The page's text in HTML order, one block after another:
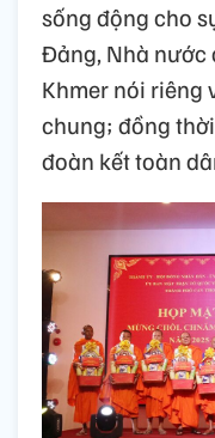
sống động cho
Đảng, Nhà nước
Khmer nói riêng
chung; đồng
đoàn kết toàn